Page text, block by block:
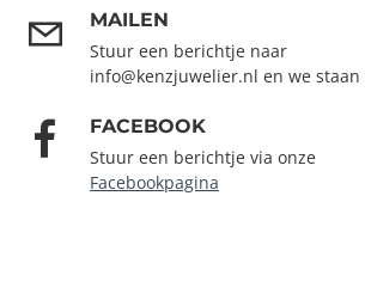
MAILEN
Stuur een berichtje naar
info@kenzjuwelier.nl en we staan
FACEBOOK
Stuur een berichtje via onze
Facebookpagina